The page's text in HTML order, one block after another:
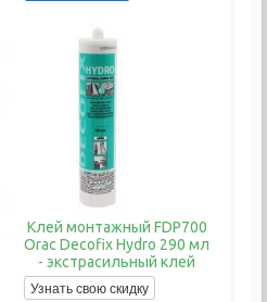
Клей монтажный FDP700
Orac Decofix Hydro 290 мл
- экстрасильный клей
Узнать свою скидку